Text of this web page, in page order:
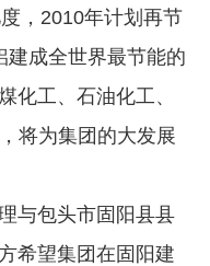
，2010年计划再节
建成全世界最节能的
化工、石油化工、
将为集团的大发展
包头市固阳县县
希望集团在固阳建